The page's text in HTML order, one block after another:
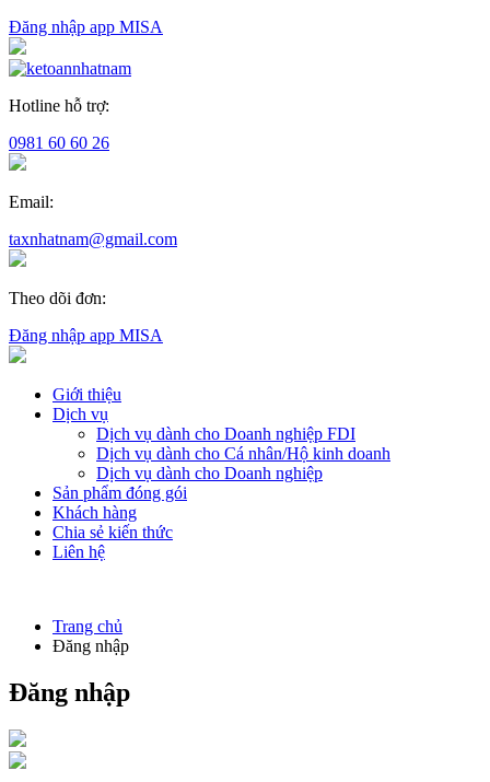
Đăng nhập app MISA
Hotline hỗ trợ:
0981 60 60 26
Email:
taxnhatnam@gmail.com
Theo dõi đơn:
Đăng nhập app MISA
Giới thiệu
Dịch vụ
Dịch vụ dành cho Doanh nghiệp FDI
Dịch vụ dành cho Cá nhân/Hộ kinh doanh
Dịch vụ dành cho Doanh nghiệp
Sản phẩm đóng gói
Khách hàng
Chia sẻ kiến thức
Liên hệ
Trang chủ
Đăng nhập
Đăng nhập